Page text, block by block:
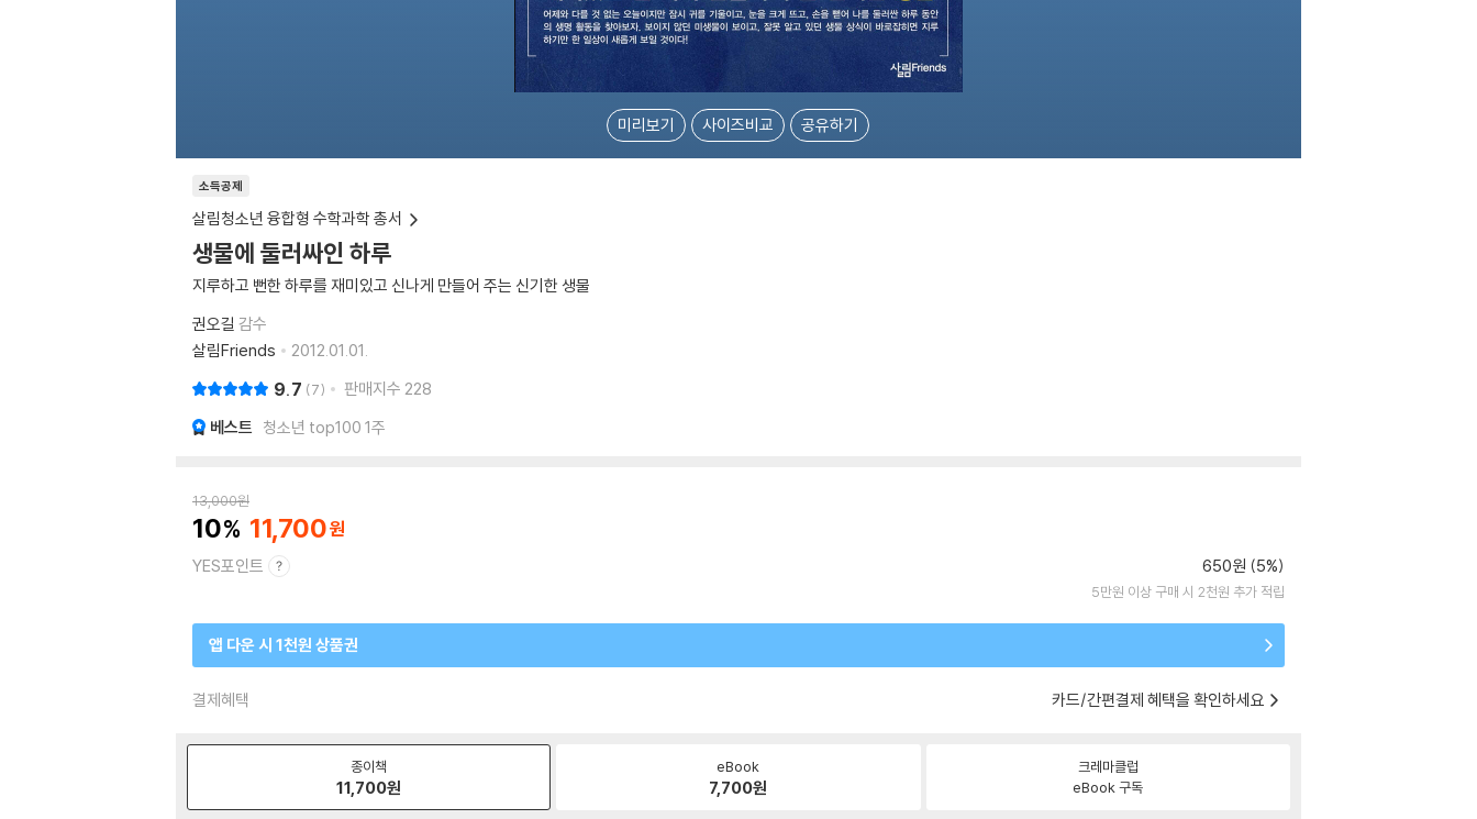
미리보기 사이즈비교 공유하기
소득공제
살림청소년 융합형 수학과학 총서
생물에 둘러싸인 하루
지루하고 뻔한 하루를 재미있고 신나게 만들어 주는 신기한 생물
권오길 감수
살림Friends
2012.01.01.
9.7 7 판매지수 228
베스트 청소년 top100 1주
13,000원
10 11,700
YES포인트 650원 (5%)
5만원 이상 구매 시 2천원 추가 적립
앱 다운 시 1천원 상품권
결제혜택 카드/간편결제 혜택을 확인하세요
종이책
11,700원
eBook
7,700원
크레마클럽
eBook 구독